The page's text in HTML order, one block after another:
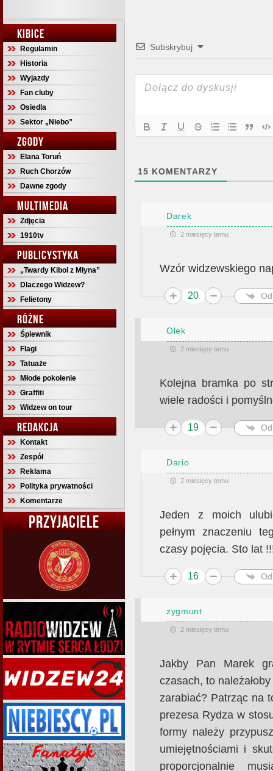
KIBICE
Regulamin
Historia
Wyjazdy
Fan cluby
Osiedla
Sektor „Niebo”
ZGODY
Elana Toruń
Ruch Chorzów
Dawne zgody
MULTIMEDIA
Zdjęcia
1910tv
PUBLICYSTYKA
„Twardy Kibol z Młyna”
Dlaczego Widzew?
Felietony
RÓŻNE
Śpiewnik
Flagi
Tatuaże
Młode pokolenie
Graffiti
Widzew on tour
REDAKCJA
Kontakt
Zespół
Reklama
Polityka prywatności
Komentarze
PRZYJACIELE
Subskrybuj
15 KOMENTARZY
Darek
2 miesięcy temu
Wzór widzewskiego
20
Olek
2 miesięcy temu
Kolejna bramka po
wiele radości i
19
Dario
2 miesięcy temu
Jeden z moich
pełnym znaczeniu
czasy pojęcia. Sto lat
16
zygmunt
2 miesięcy temu
Jakby Pan Marek
czasach, to
zarabiać? Patrząc na
prezesa Rydza w
formy należy
umiejętnościami i
proporcjonalnie